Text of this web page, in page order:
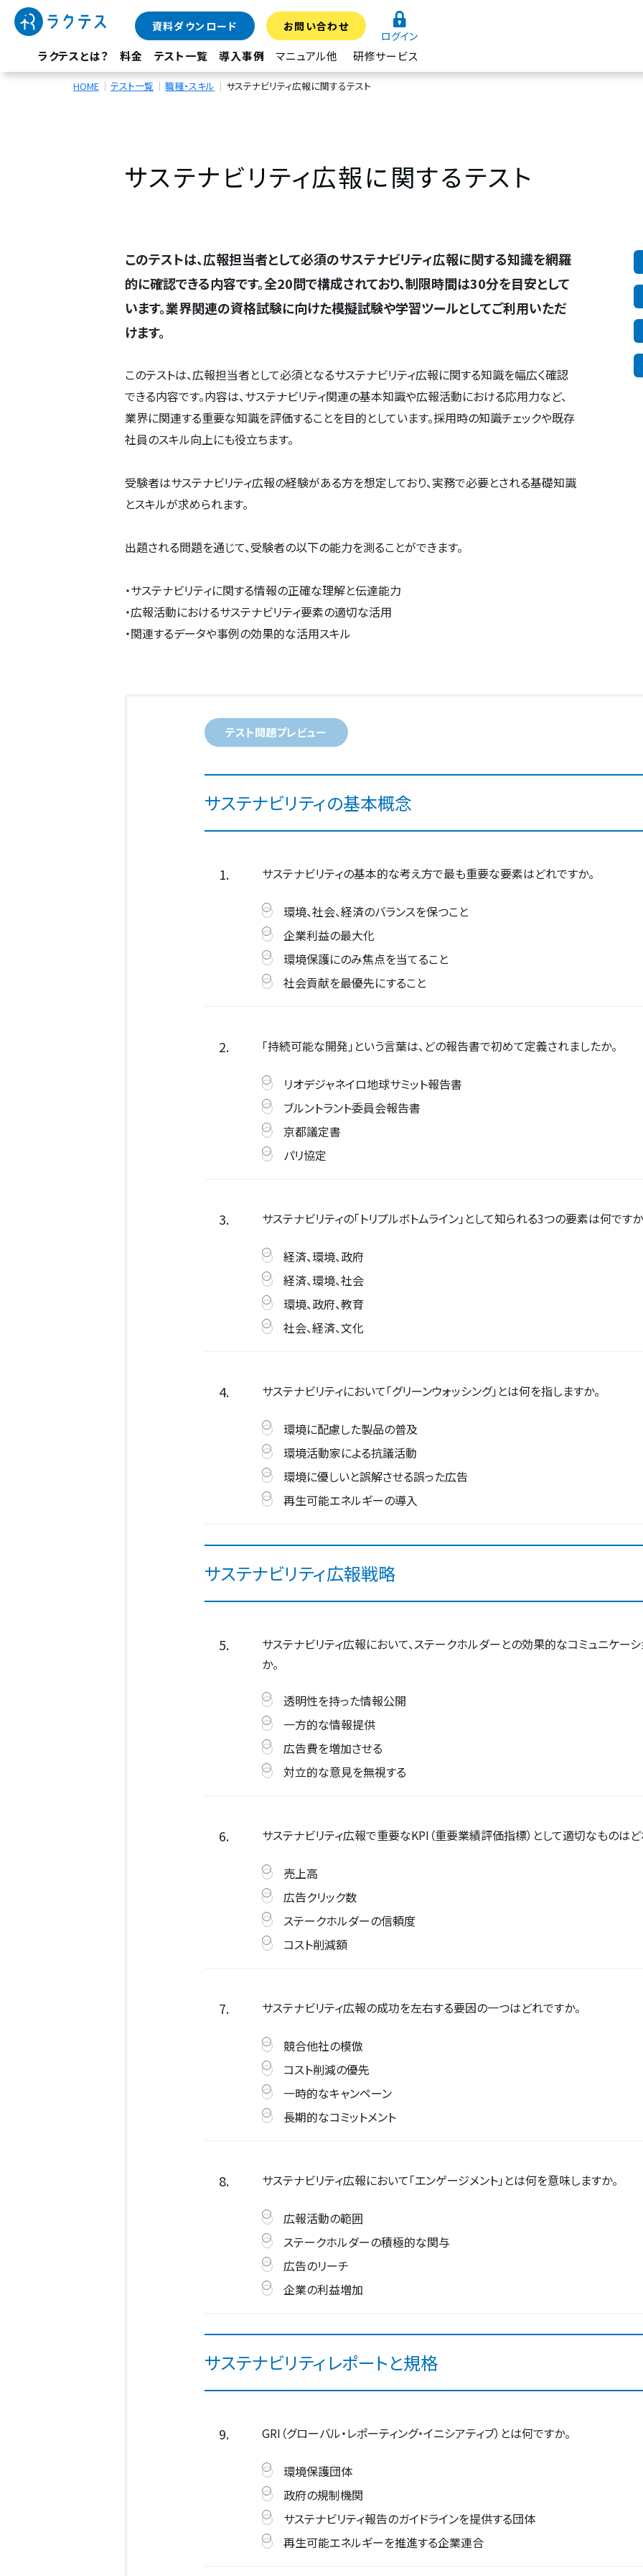
ラクテスとは？ 料金 テスト一覧 導入事例 マニュアル他 研修サービス
資料ダウンロード お問い合わせ
ログイン
HOME テスト一覧 職種・スキル サステナビリティ広報に関するテスト
サステナビリティ広報に関するテスト
このテストは、広報担当者として必須のサステナビリティ広報に関する知識を網羅
的に確認できる内容です。全20問で構成されており、制限時間は30分を目安として
います。業界関連の資格試験に向けた模擬試験や学習ツールとしてご利用いただ
けます。
このテストは、広報担当者として必須となるサステナビリティ広報に関する知識を幅広く確認
できる内容です。内容は、サステナビリティ関連の基本知識や広報活動における応用力など、
業界に関連する重要な知識を評価することを目的としています。採用時の知識チェックや既存
社員のスキル向上にも役立ちます。
受験者はサステナビリティ広報の経験がある方を想定しており、実務で必要とされる基礎知識
とスキルが求められます。
出題される問題を通じて、受験者の以下の能力を測ることができます。
・サステナビリティに関する情報の正確な理解と伝達能力
・広報活動におけるサステナビリティ要素の適切な活用
・関連するデータや事例の効果的な活用スキル
テスト問題プレビュー
サステナビリティの基本概念
1. サステナビリティの基本的な考え方で最も重要な要素はどれですか。
環境、社会、経済のバランスを保つこと
企業利益の最大化
環境保護にのみ焦点を当てること
社会貢献を最優先にすること
2. 「持続可能な開発」という言葉は、どの報告書で初めて定義されましたか。
リオデジャネイロ地球サミット報告書
ブルントラント委員会報告書
京都議定書
パリ協定
3. サステナビリティの「トリプルボトムライン」として知られる3つの要素は何ですか
経済、環境、政府
経済、環境、社会
環境、政府、教育
社会、経済、文化
4. サステナビリティにおいて「グリーンウォッシング」とは何を指しますか。
環境に配慮した製品の普及
環境活動家による抗議活動
環境に優しいと誤解させる誤った広告
再生可能エネルギーの導入
サステナビリティ広報戦略
5.
サステナビリティ広報において、ステークホルダーとの効果的なコミュニケー
か。
透明性を持った情報公開
一方的な情報提供
広告費を増加させる
対立的な意見を無視する
6. サステナビリティ広報で重要なKPI（重要業績評価指標）として適切なものはど
売上高
広告クリック数
ステークホルダーの信頼度
コスト削減額
7. サステナビリティ広報の成功を左右する要因の一つはどれですか。
競合他社の模倣
コスト削減の優先
一時的なキャンペーン
長期的なコミットメント
8. サステナビリティ広報において「エンゲージメント」とは何を意味しますか。
広報活動の範囲
ステークホルダーの積極的な関与
広告のリーチ
企業の利益増加
サステナビリティレポートと規格
9. GRI（グローバル・レポーティング・イニシアティブ）とは何ですか。
環境保護団体
政府の規制機関
サステナビリティ報告のガイドラインを提供する団体
再生可能エネルギーを推進する企業連合